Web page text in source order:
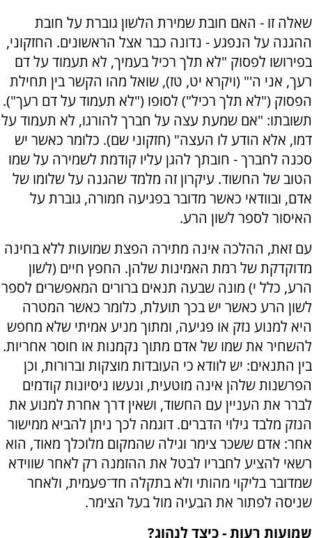
שאלה זו - האם חובת שמירת הלשון גוברת על חובת
ההגנה על הנפגע - נדונה כבר אצל הראשונים. החזקוני,
בפירושו לפסוק "לא תלך רכיל בעמיך, לא תעמוד על דם
רעך, אני ה'" (ויקרא יט, טז), שואל מהו הקשר בין תחילת
הפסוק ("לא תלך רכיל") לסופו ("לא תעמוד על דם רעך").
תשובתו: "אם שמעת עצה על חברך להורגו, לא תעמוד על
דמו, אלא הודע לו העצה" (חזקוני שם). כלומר כאשר יש
סכנה לחברך - חובתך להגן עליו קודמת לשמירה על שמו
הטוב של החשוד. עיקרון זה מלמד שהגנה על שלומו של
אדם, ובוודאי כאשר מדובר בפגיעה חמורה, גוברת על
האיסור לספר לשון הרע.
עם זאת, ההלכה אינה מתירה הפצת שמועות ללא בחינה
מדוקדקת של רמת האמינות שלהן. החפץ חיים (לשון
הרע, כלל י) מונה שבעה תנאים ברורים המאפשרים לספר
לשון הרע כאשר יש בכך תועלת, כלומר כאשר המטרה
היא למנוע נזק או פגיעה, ומתוך מניע אמיתי שלא מחפש
להשחיר את שמו של אדם מתוך נקמנות או חוסר אחריות.
בין התנאים: יש לוודא כי העובדות מוצקות וברורות, וכן
הפרשנות שלהן אינה מוטעית, ונעשו ניסיונות קודמים
לברר את העניין עם החשוד, ושאין דרך אחרת למנוע את
הנזק מלבד גילוי הדברים. דוגמה לכך ניתן להביא ממישור
אחר: אדם ששכר צימר וגילה שהמקום מלוכלך מאוד, הוא
רשאי להציע לחבריו לבטל את ההזמנה רק לאחר שווידא
שמדובר בליקוי מהותי ולא בתקלה חד־פעמית, ולאחר
שניסה לפתור את הבעיה מול בעל הצימר.
שמועות רעות - כיצד לנהוג?